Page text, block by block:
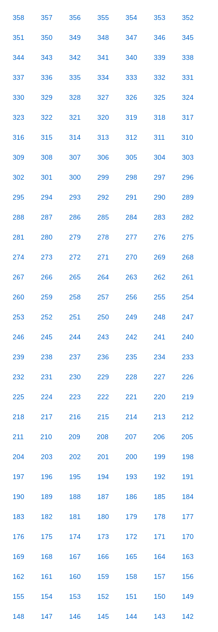
358 357 356 355 354 353 352
351 350 349 348 347 346 345
344 343 342 341 340 339 338
337 336 335 334 333 332 331
330 329 328 327 326 325 324
323 322 321 320 319 318 317
316 315 314 313 312 311 310
309 308 307 306 305 304 303
302 301 300 299 298 297 296
295 294 293 292 291 290 289
288 287 286 285 284 283 282
281 280 279 278 277 276 275
274 273 272 271 270 269 268
267 266 265 264 263 262 261
260 259 258 257 256 255 254
253 252 251 250 249 248 247
246 245 244 243 242 241 240
239 238 237 236 235 234 233
232 231 230 229 228 227 226
225 224 223 222 221 220 219
218 217 216 215 214 213 212
211 210 209 208 207 206 205
204 203 202 201 200 199 198
197 196 195 194 193 192 191
190 189 188 187 186 185 184
183 182 181 180 179 178 177
176 175 174 173 172 171 170
169 168 167 166 165 164 163
162 161 160 159 158 157 156
155 154 153 152 151 150 149
148 147 146 145 144 143 142